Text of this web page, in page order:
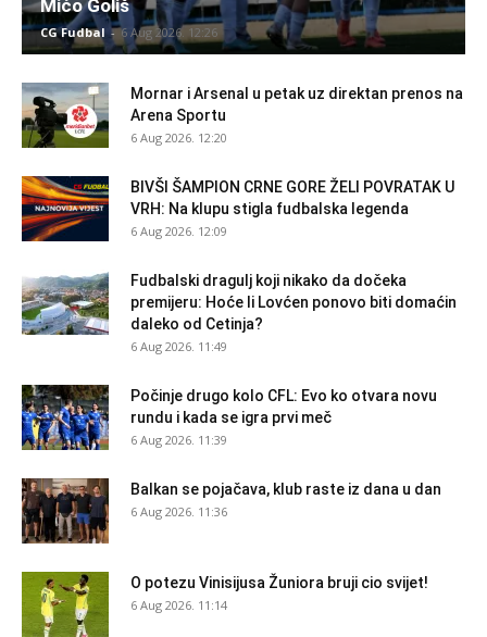
Mićo Goliš
CG Fudbal - 6 Aug 2026. 12:26
Mornar i Arsenal u petak uz direktan prenos na
Arena Sportu
6 Aug 2026. 12:20
BIVŠI ŠAMPION CRNE GORE ŽELI POVRATAK U
VRH: Na klupu stigla fudbalska legenda
6 Aug 2026. 12:09
Fudbalski dragulj koji nikako da dočeka
premijeru: Hoće li Lovćen ponovo biti domaćin
daleko od Cetinja?
6 Aug 2026. 11:49
Počinje drugo kolo CFL: Evo ko otvara novu
rundu i kada se igra prvi meč
6 Aug 2026. 11:39
Balkan se pojačava, klub raste iz dana u dan
6 Aug 2026. 11:36
O potezu Vinisijusa Žuniora bruji cio svijet!
6 Aug 2026. 11:14